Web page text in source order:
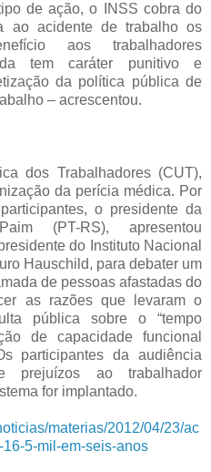
de ação, o INSS cobra do
ao acidente de trabalho os
aos trabalhadores
tem caráter punitivo e
da política pública de
– acrescentou.
dos Trabalhadores (CUT),
da perícia médica. Por
o presidente da
(PT-RS), apresentou
do Instituto Nacional
Hauschild, para debater um
de pessoas afastadas do
as razões que levaram o
pública sobre o “tempo
de capacidade funcional
participantes da audiência
prejuízos ao trabalhador
for implantado.
materias/2012/04/23/ac
5-mil-em-seis-anos